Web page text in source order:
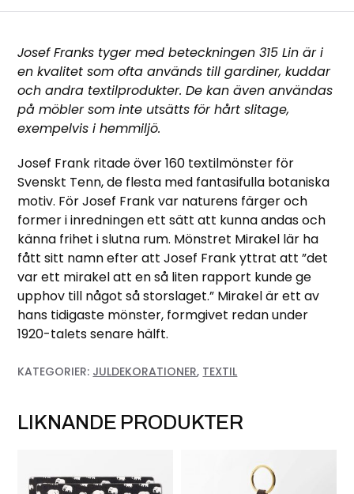
Josef Franks tyger med beteckningen 315 Lin är i
en kvalitet som ofta används till gardiner, kuddar
och andra textilprodukter. De kan även användas
på möbler som inte utsätts för hårt slitage,
exempelvis i hemmiljö.
Josef Frank ritade över 160 textilmönster för
Svenskt Tenn, de flesta med fantasifulla botaniska
motiv. För Josef Frank var naturens färger och
former i inredningen ett sätt att kunna andas och
känna frihet i slutna rum. Mönstret Mirakel lär ha
fått sitt namn efter att Josef Frank yttrat att ”det
var ett mirakel att en så liten rapport kunde ge
upphov till något så storslaget.” Mirakel är ett av
hans tidigaste mönster, formgivet redan under
1920-talets senare hälft.
KATEGORIER: JULDEKORATIONER, TEXTIL
LIKNANDE PRODUKTER